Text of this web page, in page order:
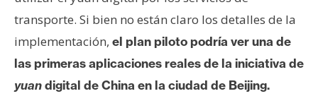
R
e
c
transporte. Si bien no están claro los detalles de la
implementación, el plan piloto podría ver una de
las primeras aplicaciones reales de la iniciativa de
yuandigital de China en la ciudad de Beijing.